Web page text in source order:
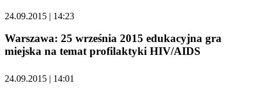
24.09.2015 | 14:23
Warszawa: 25 września 2015 edukacyjna gra
miejska na temat profilaktyki HIV/AIDS
24.09.2015 | 14:01